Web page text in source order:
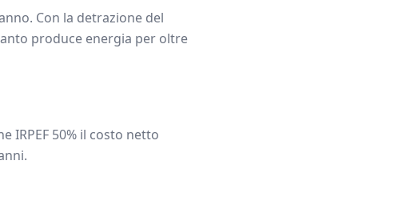
Con la detrazione del
produce energia per oltre
IRPEF 50% il costo netto